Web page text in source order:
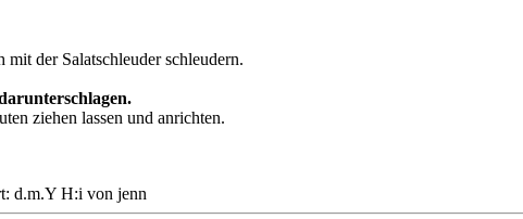
mit der Salatschleuder schleudern.
ziehen lassen und anrichten.
d.m.Y H:i von jenn